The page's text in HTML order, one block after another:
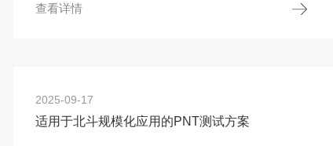
查看详情
2025-09-17
适用于北斗规模化应用的PNT测试方案